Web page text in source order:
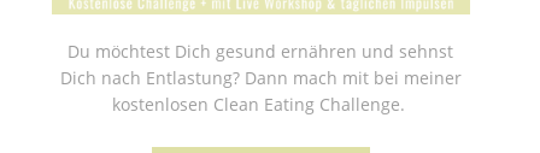
Du möchtest Dich gesund ernähren und sehnst
Dich nach Entlastung? Dann mach mit bei meiner
kostenlosen Clean Eating Challenge.